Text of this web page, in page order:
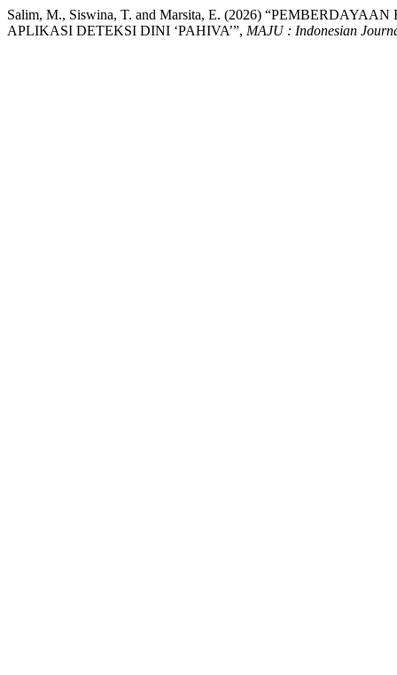
Salim, M., Siswina, T. and Marsita, E. (2026)
APLIKASI DETEKSI DINI ‘PAHIVA’”, MAJU : Indonesian